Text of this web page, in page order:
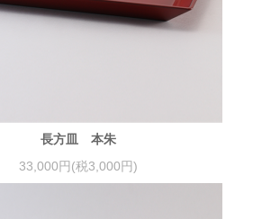
長方皿 本朱
33,000円(税3,000円)